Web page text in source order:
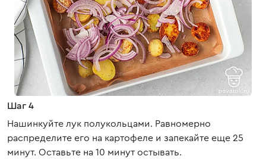
Шаг 4
Нашинкуйте лук полукольцами. Равномерно
распределите его на картофеле и запекайте еще 25
минут. Оставьте на 10 минут остывать.